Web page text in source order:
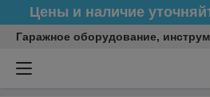
Цены и наличие
Гаражное оборудование,